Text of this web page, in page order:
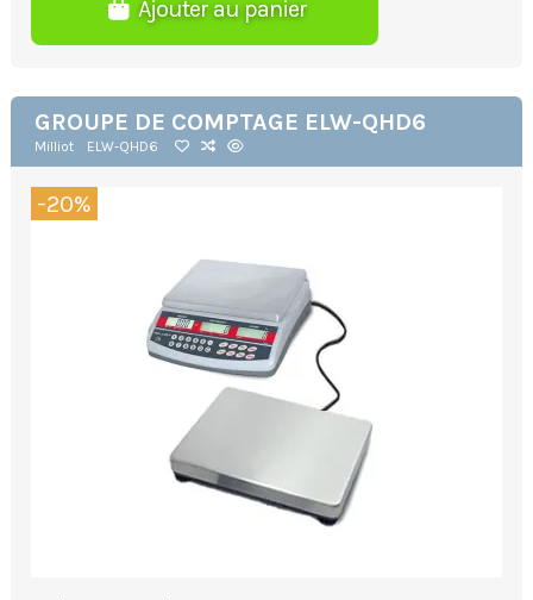
Ajouter au panier
GROUPE DE COMPTAGE ELW-QHD6
Milliot ELW-QHD6
-20%